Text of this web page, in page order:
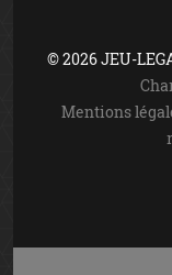
© 2026 JEU-
Mentions